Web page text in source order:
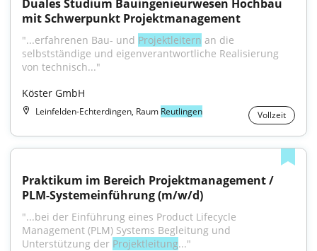
Duales Studium Bauingenieurwesen Hochbau
mit Schwerpunkt Projektmanagement
"...erfahrenen Bau- und Projektleitern an die
selbstständige und eigenverantwortliche Realisierung
von technisch..."
Köster GmbH
Leinfelden-Echterdingen, Raum Reutlingen Vollzeit
Praktikum im Bereich Projektmanagement /
PLM-Systemeinführung (m/w/d)
"...bei der Einführung eines Product Lifecycle
Management (PLM) Systems Begleitung und
Unterstützung der Projektleitung..."